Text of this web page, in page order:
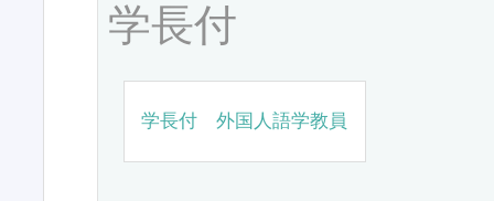
学長付
学長付 外国人語学教員